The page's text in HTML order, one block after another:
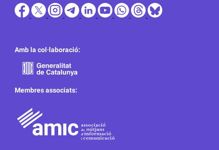
Amb la col·laboració:
Membres associats: